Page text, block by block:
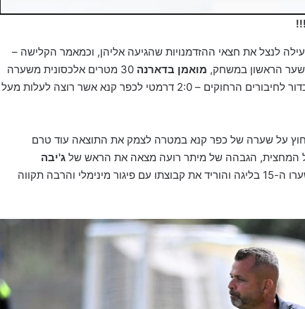
לנצל את חצאי ההזדמנויות שהגיעה אליהן, וכמאמר הקלישה –
הראשון במשחק, מואמן בדארנה
30 מטרים אלכסונית משערה
של טוברוק, עם חצי הגבהה חצי בעיטה, שלח כדור לחיבורים הרחוקים – 2:0 דרמטי לכפר קנא אשר רוצה לעלות מעל
על שערה של כפר קנא במטרה לצמק את התוצאה עוד טרם
המחצית, הגבהה של מיתר רועה מצאה את הראש של ג'יבה
, שחקנה הזר של טוברוק שכבש את שערו ה-15 בליגה והוריד את קבוצתו עם פיגור מינימלי והרבה תקווה